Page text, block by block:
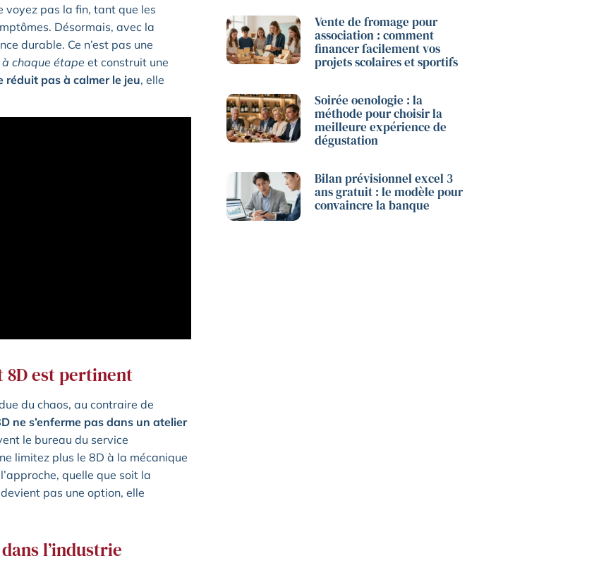
voyez pas la fin, tant que les
Désormais, avec la
durable. Ce n’est pas une
chaque étape et construit une
réduit pas à calmer le jeu, elle
8D est pertinent
du chaos, au contraire de
ne s’enferme pas dans un atelier
le bureau du service
limitez plus le 8D à la mécanique
quelle que soit la
pas une option, elle
l’industrie
Vente de fromage pour
association : comment
financer facilement vos
projets scolaires et sportifs
Soirée oenologie : la
méthode pour choisir la
meilleure expérience de
dégustation
Bilan prévisionnel excel 3
ans gratuit : le modèle pour
convaincre la banque